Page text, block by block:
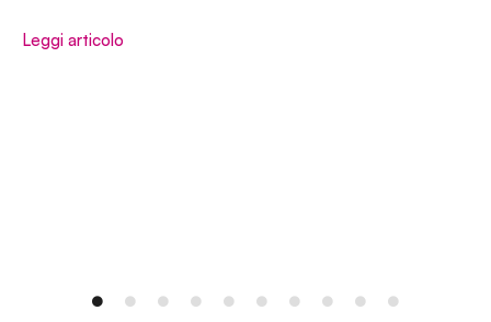
Leggi articolo